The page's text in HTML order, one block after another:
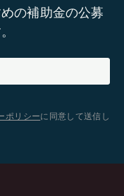
の補助金の公募
ポリシーに同意して送信し